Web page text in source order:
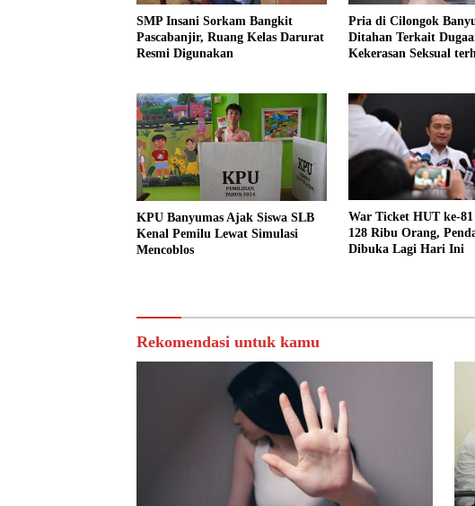
SMP Insani Sorkam Bangkit
Pascabanjir, Ruang Kelas Darurat
Resmi Digunakan
Pria di Cilongok
Ditahan Terkait
Kekerasan Seksual
KPU Banyumas Ajak Siswa SLB
Kenal Pemilu Lewat Simulasi
Mencoblos
War Ticket HUT ke-
128 Ribu Orang,
Dibuka Lagi Hari Ini
Rekomendasi untuk kamu